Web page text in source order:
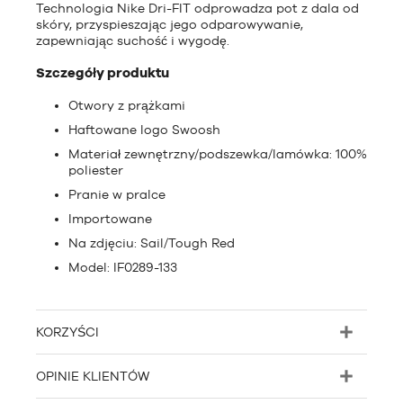
Technologia Nike Dri-FIT odprowadza pot z dala od
skóry, przyspieszając jego odparowywanie,
zapewniając suchość i wygodę.
Szczegóły produktu
Otwory z prążkami
Haftowane logo Swoosh
Materiał zewnętrzny/podszewka/lamówka: 100%
poliester
Pranie w pralce
Importowane
Na zdjęciu: Sail/Tough Red
Model: IF0289-133
KORZYŚCI
OPINIE KLIENTÓW